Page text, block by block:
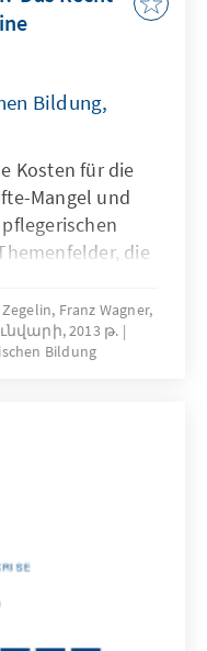
der Eltern
aus und wie
stärken?
aktuellen
„Elternhaus –
Bildung,
Kosten für die
Mangel und
die
der letzten
das
sehr komplex
des
der
des
Pflegeberufe
Stiftung
Pflege
Franz Wagner,
2013 թ.
Bildung